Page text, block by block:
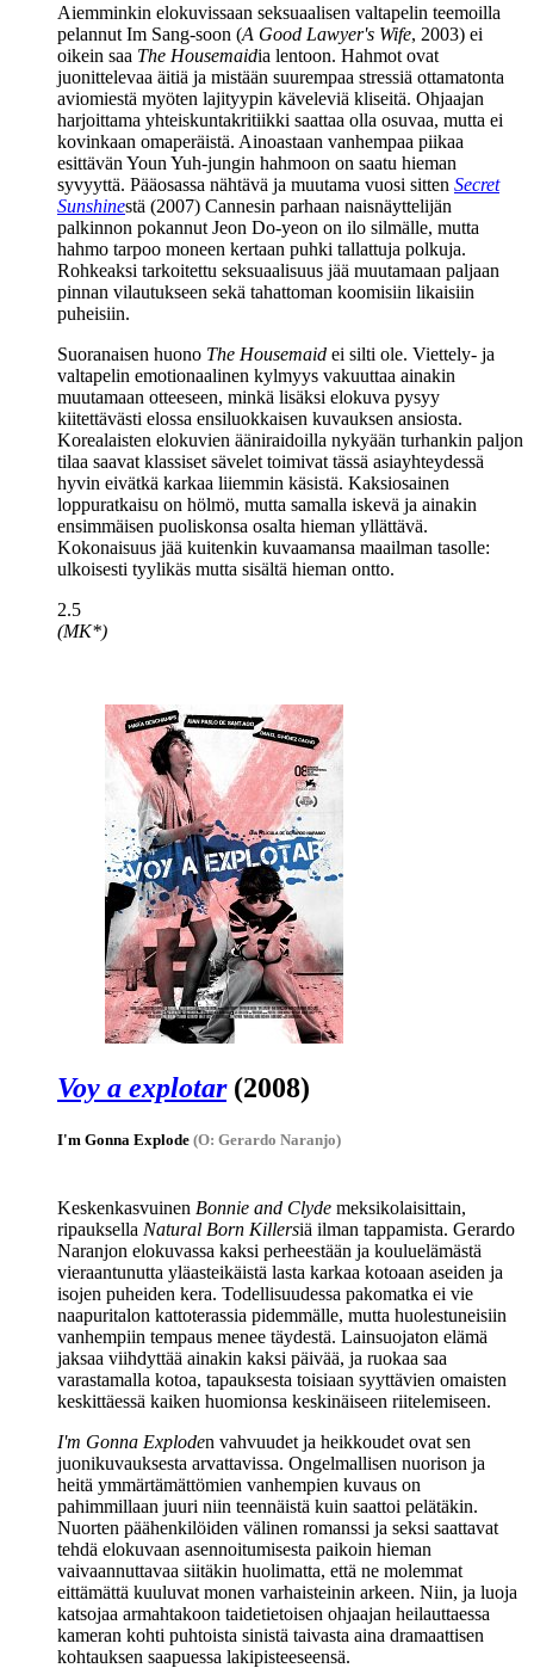
Aiemminkin elokuvissaan seksuaalisen valtapelin teemoilla
pelannut Im Sang-soon (A Good Lawyer's Wife, 2003) ei
oikein saa The Housemaidia lentoon. Hahmot ovat
juonittelevaa äitiä ja mistään suurempaa stressiä ottamatonta
aviomiestä myöten lajityypin käveleviä kliseitä. Ohjaajan
harjoittama yhteiskuntakritiikki saattaa olla osuvaa, mutta ei
kovinkaan omaperäistä. Ainoastaan vanhempaa piikaa
esittävän Youn Yuh‑jungin hahmoon on saatu hieman
syvyyttä. Pääosassa nähtävä ja muutama vuosi sitten Secret
Sunshinestä (2007) Cannesin parhaan naisnäyttelijän
palkinnon pokannut Jeon Do‑yeon on ilo silmälle, mutta
hahmo tarpoo moneen kertaan puhki tallattuja polkuja.
Rohkeaksi tarkoitettu seksuaalisuus jää muutamaan paljaan
pinnan vilautukseen sekä tahattoman koomisiin likaisiin
puheisiin.
Suoranaisen huono The Housemaid ei silti ole. Viettely‑ ja
valtapelin emotionaalinen kylmyys vakuuttaa ainakin
muutamaan otteeseen, minkä lisäksi elokuva pysyy
kiitettävästi elossa ensiluokkaisen kuvauksen ansiosta.
Korealaisten elokuvien ääniraidoilla nykyään turhankin paljon
tilaa saavat klassiset sävelet toimivat tässä asiayhteydessä
hyvin eivätkä karkaa liiemmin käsistä. Kaksiosainen
loppuratkaisu on hölmö, mutta samalla iskevä ja ainakin
ensimmäisen puoliskonsa osalta hieman yllättävä.
Kokonaisuus jää kuitenkin kuvaamansa maailman tasolle:
ulkoisesti tyylikäs mutta sisältä hieman ontto.
2.5
(MK*)
Voy a explotar(2008)
I'm Gonna Explode (O: Gerardo Naranjo)
Keskenkasvuinen Bonnie and Clyde meksikolaisittain,
ripauksella Natural Born Killersiä ilman tappamista. Gerardo
Naranjon elokuvassa kaksi perheestään ja kouluelämästä
vieraantunutta yläasteikäistä lasta karkaa kotoaan aseiden ja
isojen puheiden kera. Todellisuudessa pakomatka ei vie
naapuritalon kattoterassia pidemmälle, mutta huolestuneisiin
vanhempiin tempaus menee täydestä. Lainsuojaton elämä
jaksaa viihdyttää ainakin kaksi päivää, ja ruokaa saa
varastamalla kotoa, tapauksesta toisiaan syyttävien omaisten
keskittäessä kaiken huomionsa keskinäiseen riitelemiseen.
I'm Gonna Exploden vahvuudet ja heikkoudet ovat sen
juonikuvauksesta arvattavissa. Ongelmallisen nuorison ja
heitä ymmärtämättömien vanhempien kuvaus on
pahimmillaan juuri niin teennäistä kuin saattoi pelätäkin.
Nuorten päähenkilöiden välinen romanssi ja seksi saattavat
tehdä elokuvaan asennoitumisesta paikoin hieman
vaivaannuttavaa siitäkin huolimatta, että ne molemmat
eittämättä kuuluvat monen varhaisteinin arkeen. Niin, ja luoja
katsojaa armahtakoon taidetietoisen ohjaajan heilauttaessa
kameran kohti puhtoista sinistä taivasta aina dramaattisen
kohtauksen saapuessa lakipisteeseensä.